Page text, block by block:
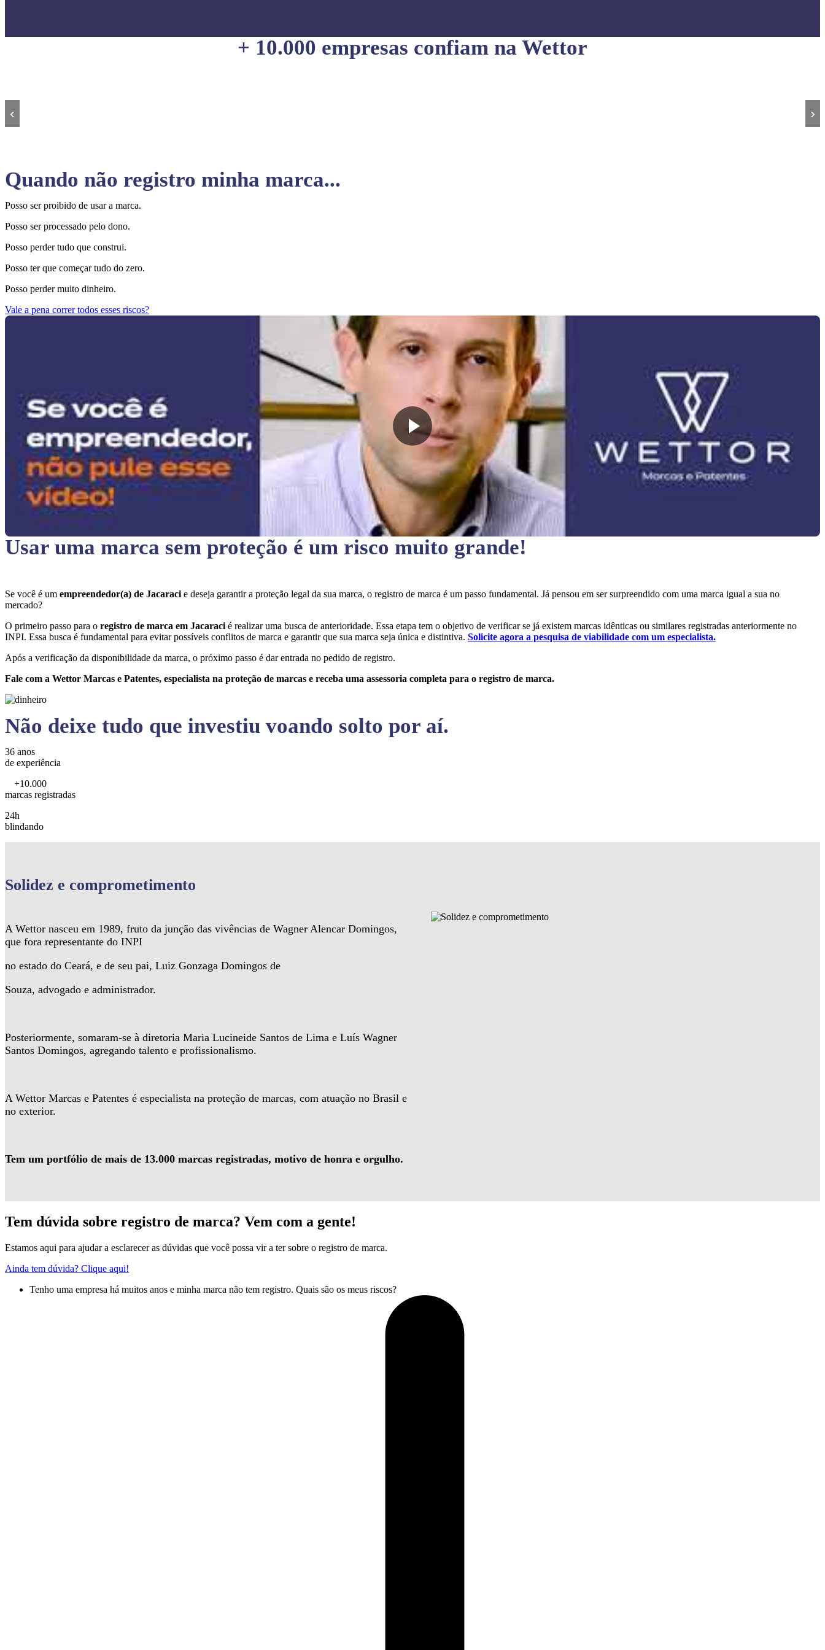
+ 10.000 empresas confiam na Wettor
‹ ›
Quando não registro minha marca...
Posso ser proibido de usar a marca.
Posso ser processado pelo dono.
Posso perder tudo que construi.
Posso ter que começar tudo do zero.
Posso perder muito dinheiro.
Vale a pena correr todos esses riscos?
Usar uma marca sem proteção é um risco muito grande!
Se você é um empreendedor(a) de Jacaraci e deseja garantir a proteção legal da sua marca, o registro de marca é um passo fundamental. Já pensou em ser surpreendido com uma marca igual a sua no
mercado?
O primeiro passo para o registro de marca em Jacaraci é realizar uma busca de anterioridade. Essa etapa tem o objetivo de verificar se já existem marcas idênticas ou similares registradas anteriormente no
INPI. Essa busca é fundamental para evitar possíveis conflitos de marca e garantir que sua marca seja única e distintiva. Solicite agora a pesquisa de viabilidade com um especialista.
Após a verificação da disponibilidade da marca, o próximo passo é dar entrada no pedido de registro.
Fale com a Wettor Marcas e Patentes, especialista na proteção de marcas e receba uma assessoria completa para o registro de marca.
Não deixe tudo que investiu voando solto por aí.
36 anos
de experiência
+10.000
marcas registradas
24h
blindando
Solidez e comprometimento
A Wettor nasceu em 1989, fruto da junção das vivências de Wagner Alencar Domingos,
que fora representante do INPI
no estado do Ceará, e de seu pai, Luiz Gonzaga Domingos de
Souza, advogado e administrador.
Posteriormente, somaram-se à diretoria Maria Lucineide Santos de Lima e Luís Wagner
Santos Domingos, agregando talento e profissionalismo.
A Wettor Marcas e Patentes é especialista na proteção de marcas, com atuação no Brasil e
no exterior.
Tem um portfólio de mais de 13.000 marcas registradas, motivo de honra e orgulho.
Tem dúvida sobre registro de marca? Vem com a gente!
Estamos aqui para ajudar a esclarecer as dúvidas que você possa vir a ter sobre o registro de marca.
Ainda tem dúvida? Clique aqui!
Tenho uma empresa há muitos anos e minha marca não tem registro. Quais são os meus riscos?